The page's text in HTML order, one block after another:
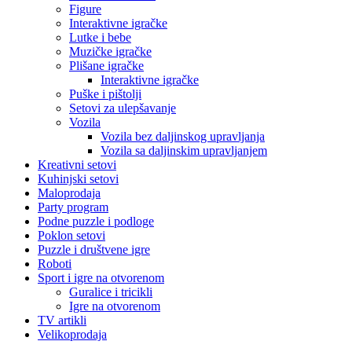
Figure
Interaktivne igračke
Lutke i bebe
Muzičke igračke
Plišane igračke
Interaktivne igračke
Puške i pištolji
Setovi za ulepšavanje
Vozila
Vozila bez daljinskog upravljanja
Vozila sa daljinskim upravljanjem
Kreativni setovi
Kuhinjski setovi
Maloprodaja
Party program
Podne puzzle i podloge
Poklon setovi
Puzzle i društvene igre
Roboti
Sport i igre na otvorenom
Guralice i tricikli
Igre na otvorenom
TV artikli
Velikoprodaja